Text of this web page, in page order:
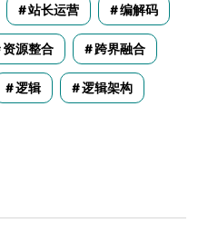
站长运营 编解码
资源整合 跨界融合
逻辑 逻辑架构